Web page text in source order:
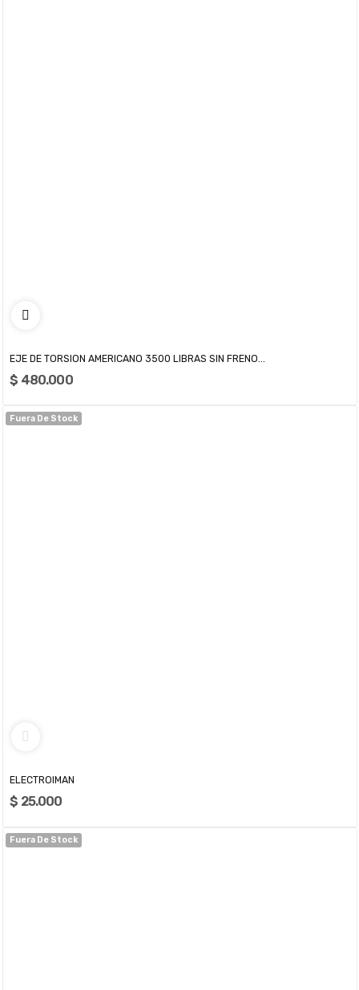
EJE DE TORSION AMERICANO 3500 LIBRAS SIN FRENO...
$ 480.000
Fuera De Stock
ELECTROIMAN
$ 25.000
Fuera De Stock